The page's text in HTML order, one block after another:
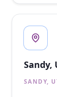
Sandy,
SANDY,